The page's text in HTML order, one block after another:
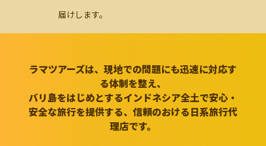
届けします。
ラマツアーズは、現地での問題にも迅速に対応す
る体制を整え、
バリ島をはじめとするインドネシア全土で安心・
安全な旅行を提供する、信頼のおける日系旅行代
理店です。